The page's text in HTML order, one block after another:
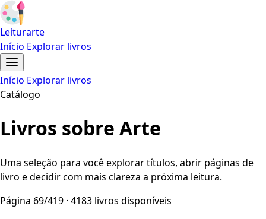
Leiturarte
Início Explorar livros
Início Explorar livros
Catálogo
Livros sobre Arte
Uma seleção para você explorar títulos, abrir páginas de
livro e decidir com mais clareza a próxima leitura.
Página 69/419 · 4183 livros disponíveis